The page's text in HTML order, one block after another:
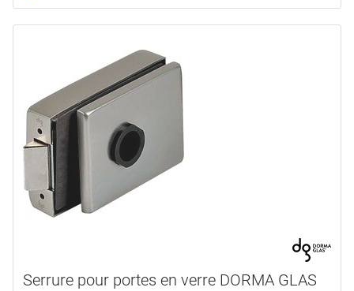
Serrure pour portes en verre DORMA GLAS